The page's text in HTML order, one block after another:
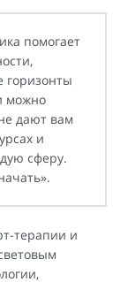
помогает
горизонты
можно
дают вам
и
сферу.
терапии и